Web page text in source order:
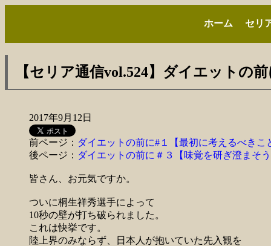
ホーム セリ
【セリア通信vol.524】ダイエットの
2017年9月12日
前ページ： ダイエットの前に#１【最初に考えるべきこ
後ページ： ダイエットの前に＃３【味覚を研ぎ澄まそう
皆さん、お元気ですか。
ついに桐生祥秀選手によって
10秒の壁が打ち破られました。
これは快挙です。
陸上界のみならず、日本人が抱いていた先入観を